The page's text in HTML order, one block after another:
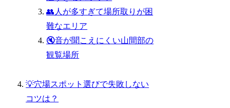
👥人が多すぎて場所取りが困
難なエリア
🔇音が聞こえにくい山間部の
観覧場所
💡穴場スポット選びで失敗しない
コツは？